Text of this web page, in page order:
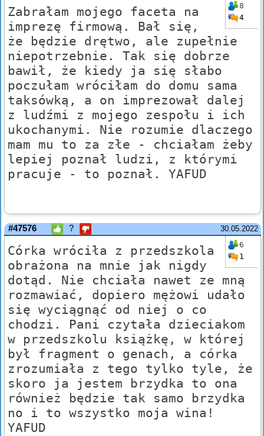
8
4
Zabrałam mojego faceta na
imprezę firmową. Bał się,
że będzie drętwo, ale zupełnie
niepotrzebnie. Tak się dobrze
bawił, że kiedy ja się słabo
poczułam wróciłam do domu sama
taksówką, a on imprezował dalej
z ludźmi z mojego zespołu i ich
ukochanymi. Nie rozumie dlaczego
mam mu to za złe - chciałam żeby
lepiej poznał ludzi, z którymi
pracuje - to poznał. YAFUD
30.05.2022
#47576 ?
6
1
Córka wróciła z przedszkola
obrażona na mnie jak nigdy
dotąd. Nie chciała nawet ze mną
rozmawiać, dopiero mężowi udało
się wyciągnąć od niej o co
chodzi. Pani czytała dzieciakom
w przedszkolu książkę, w której
był fragment o genach, a córka
zrozumiała z tego tylko tyle, że
skoro ja jestem brzydka to ona
również będzie tak samo brzydka
no i to wszystko moja wina!
YAFUD